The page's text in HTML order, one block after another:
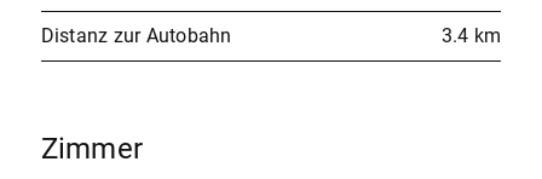
Distanz zur Autobahn 3.4 km
Zimmer